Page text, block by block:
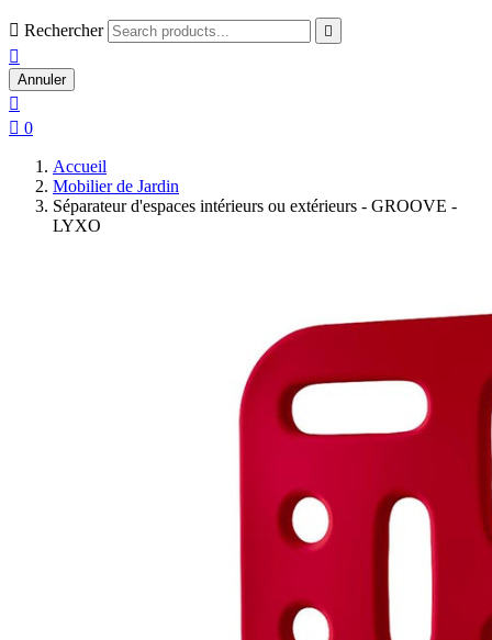
 Rechercher 

Annuler

 0
Accueil
Mobilier de Jardin
Séparateur d'espaces intérieurs ou extérieurs - GROOVE -
LYXO